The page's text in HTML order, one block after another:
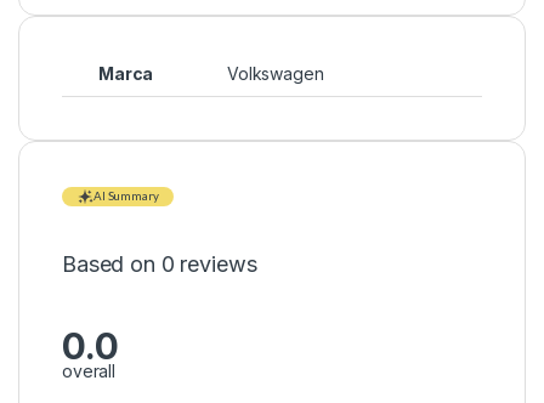
Marca Volkswagen
AI Summary
Based on 0 reviews
0.0
overall